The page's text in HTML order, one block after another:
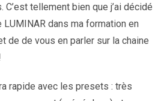
tellement bien que j’ai décidé
LUMINAR dans ma formation en
de de vous en parler sur la chaine
rapide avec les presets : très